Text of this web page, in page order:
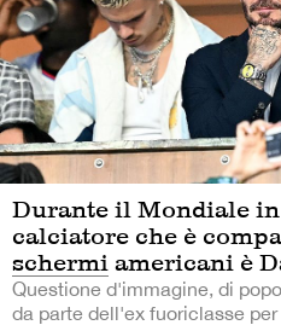
Durante il Mondiale
calciatore che è
schermi americani è
Questione d'immagine, di
da parte dell'ex fuoriclasse